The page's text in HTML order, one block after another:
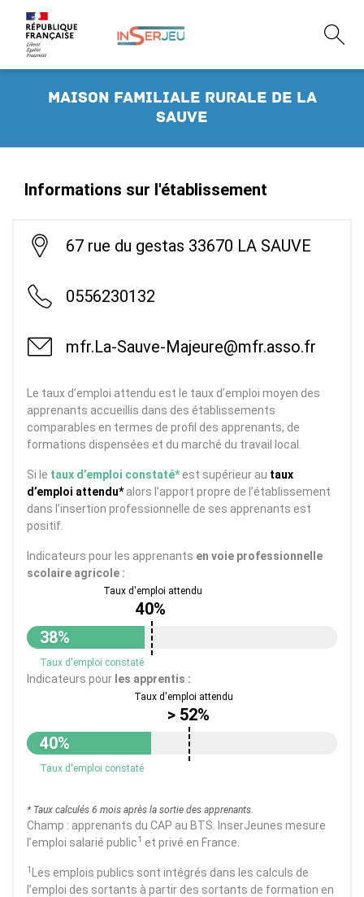
Maison Familiale Rurale de La
Sauve
Informations sur l'établissement
67 rue du gestas 33670 LA SAUVE
0556230132
mfr.La-Sauve-Majeure@mfr.asso.fr
Le taux d’emploi attendu est le taux d’emploi moyen des
apprenants accueillis dans des établissements
comparables en termes de profil des apprenants, de
formations dispensées et du marché du travail local.
Si le taux d’emploi constaté*est supérieur au taux
d’emploi attendu*alors l’apport propre de l’établissement
dans l’insertion professionnelle de ses apprenants est
positif.
Indicateurs pour les apprenants en voie professionnelle
scolaire agricole :
40%
38%
Taux d'emploi constaté
Indicateurs pour les apprentis :
> 52%
40%
Taux d'emploi constaté
* Taux calculés 6 mois après la sortie des apprenants.
Champ : apprenants du CAP au BTS. InserJeunes mesure
l’emploi salarié public1 et privé en France.
1
Les emplois publics sont intégrés dans les calculs de
l’emploi des sortants à partir des sortants de formation en